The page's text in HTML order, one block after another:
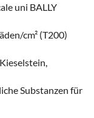
uni BALLY
cm² (T200)
Substanzen für